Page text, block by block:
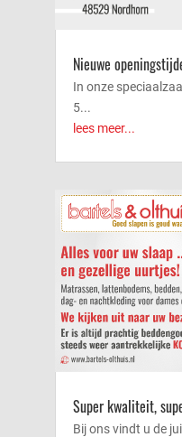
Nieuwe
In onze
5...
lees meer...
Super kwaliteit,
Bij ons vindt u de